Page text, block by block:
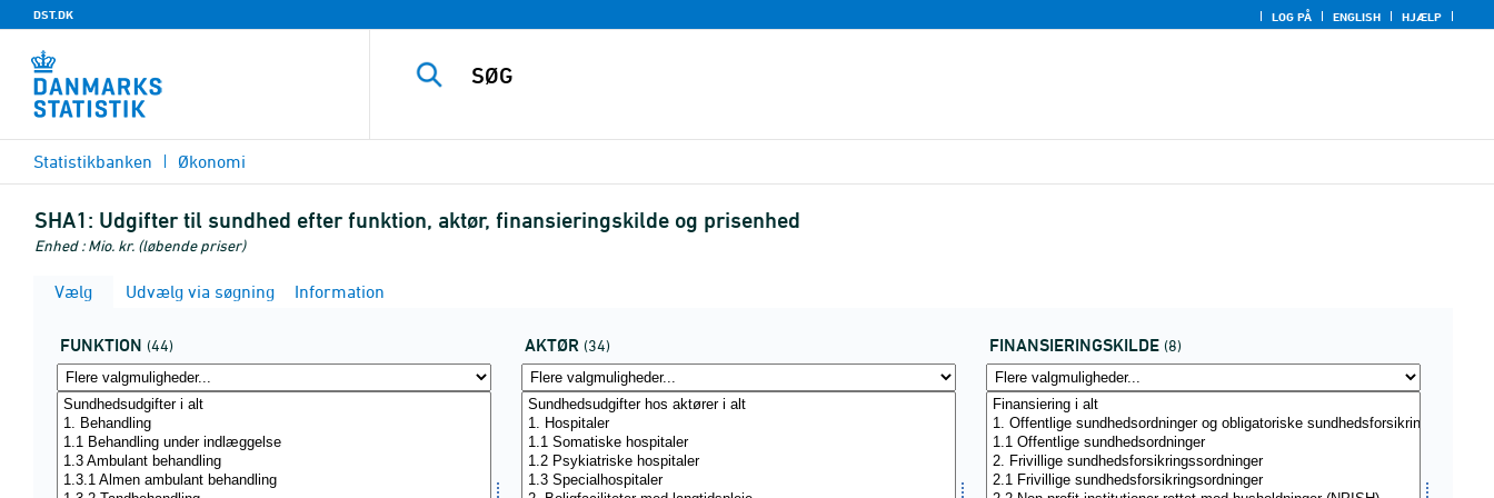
DST.DK LOG PÅ ENGLISH HJÆLP
Statistikbanken Økonomi
SHA1: Udgifter til sundhed efter funktion, aktør, finansieringskilde og prisenhed
Enhed : Mio. kr. (løbende priser)
Vælg Udvælg via søgning Information
FUNKTION (44) AKTØR (34) FINANSIERINGSKILDE (8)